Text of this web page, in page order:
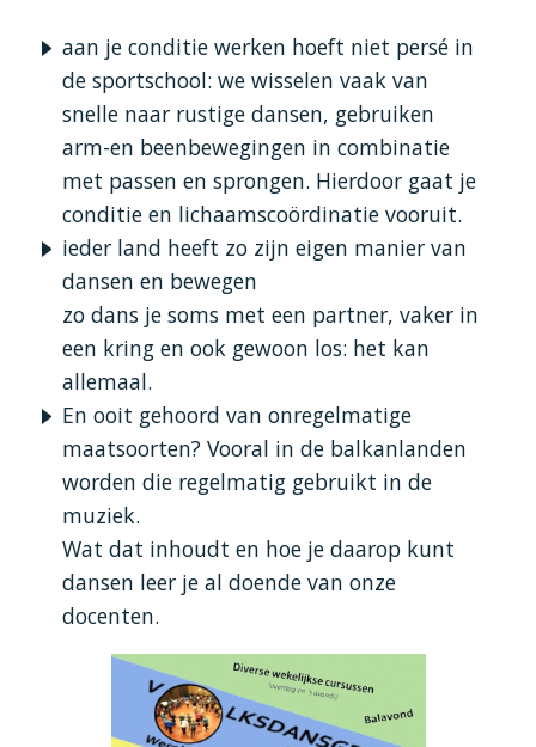
aan je conditie werken hoeft niet persé in
de sportschool: we wisselen vaak van
snelle naar rustige dansen, gebruiken
arm-en beenbewegingen in combinatie
met passen en sprongen. Hierdoor gaat je
conditie en lichaamscoördinatie vooruit.
ieder land heeft zo zijn eigen manier van
dansen en bewegen
zo dans je soms met een partner, vaker in
een kring en ook gewoon los: het kan
allemaal.
En ooit gehoord van onregelmatige
maatsoorten? Vooral in de balkanlanden
worden die regelmatig gebruikt in de
muziek.
Wat dat inhoudt en hoe je daarop kunt
dansen leer je al doende van onze
docenten.